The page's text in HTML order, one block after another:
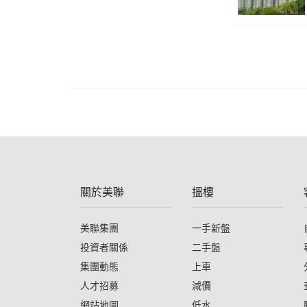
關於美聯
美聯集團
投資者關係
集團動態
人才招募
搵樓
一手新盤
二手盤
上車
減價